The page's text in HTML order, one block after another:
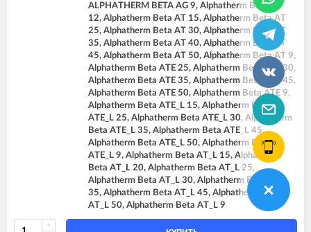
ALPHATHERM BETA AG 9, Alphatherm Beta AT
12, Alphatherm Beta AT 15, Alphatherm Beta AT
25, Alphatherm Beta AT 30, Alphatherm Beta AT
35, Alphatherm Beta AT 40, Alphatherm Beta AT
45, Alphatherm Beta AT 50, Alphatherm Beta AT 9,
Alphatherm Beta ATE 25, Alphatherm Beta ATE 30,
Alphatherm Beta ATE 35, Alphatherm Beta ATE 45,
Alphatherm Beta ATE 50, Alphatherm Beta ATE 9,
Alphatherm Beta ATE_L 15, Alphatherm Beta
ATE_L 25, Alphatherm Beta ATE_L 30, Alphatherm
Beta ATE_L 35, Alphatherm Beta ATE_L 45,
Alphatherm Beta ATE_L 50, Alphatherm Beta
ATE_L 9, Alphatherm Beta AT_L 15, Alphatherm
Beta AT_L 20, Alphatherm Beta AT_L 25,
Alphatherm Beta AT_L 30, Alphatherm Beta AT_L
35, Alphatherm Beta AT_L 45, Alphatherm Beta
AT_L 50, Alphatherm Beta AT_L 9